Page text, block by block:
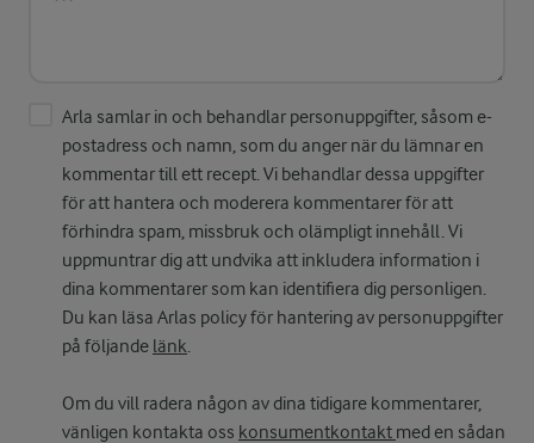
Arla samlar in och behandlar personuppgifter, såsom e-
postadress och namn, som du anger när du lämnar en
kommentar till ett recept. Vi behandlar dessa uppgifter
för att hantera och moderera kommentarer för att
förhindra spam, missbruk och olämpligt innehåll. Vi
uppmuntrar dig att undvika att inkludera information i
dina kommentarer som kan identifiera dig personligen.
Du kan läsa Arlas policy för hantering av personuppgifter
på följande länk.
Om du vill radera någon av dina tidigare kommentarer,
vänligen kontakta oss konsumentkontakt med en sådan